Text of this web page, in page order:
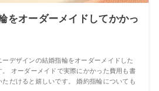
をオーダーメイドしてかかっ
デザインの結婚指輪をオーダーメイドした
。 オーダーメイドで実際にかかった費用も書
だけると嬉しいです。 婚約指輪についても